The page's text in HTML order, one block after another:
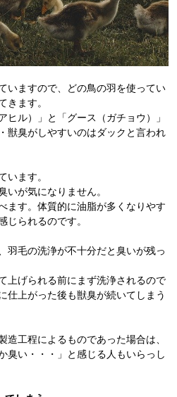
いますので、どの鳥の羽を使ってい
きます。
ヒル）」と「グース（ガチョウ）」
獣臭がしやすいのはダックと言われ
います。
いが気になりません。
ます。体質的に油脂が多くなりやす
じられるのです。
羽毛の洗浄が不十分だと臭いが残っ
上げられる前にまず洗浄されるので
仕上がった後も獣臭が続いてしまう
造工程によるものであった場合は、
臭い・・・」と感じる人もいらっし